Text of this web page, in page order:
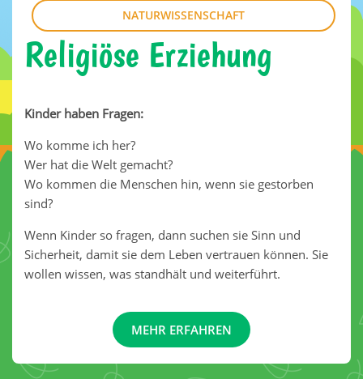
NATURWISSENSCHAFT
Religiöse Erziehung
Kinder haben Fragen:
Wo komme ich her?
Wer hat die Welt gemacht?
Wo kommen die Menschen hin, wenn sie gestorben
sind?
Wenn Kinder so fragen, dann suchen sie Sinn und
Sicherheit, damit sie dem Leben vertrauen können. Sie
wollen wissen, was standhält und weiterführt.
MEHR ERFAHREN